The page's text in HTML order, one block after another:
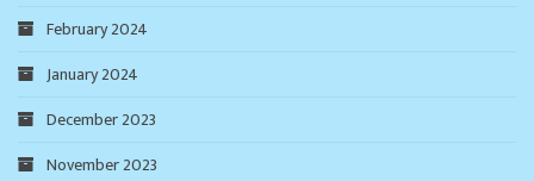
February 2024
January 2024
December 2023
November 2023